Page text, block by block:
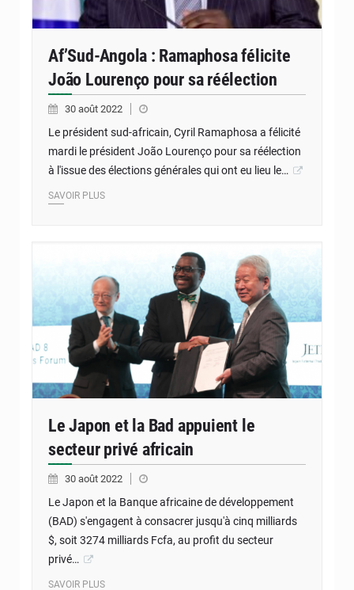
Af’Sud-Angola : Ramaphosa félicite
João Lourenço pour sa réélection
30 août 2022
Le président sud-africain, Cyril Ramaphosa a félicité
mardi le président João Lourenço pour sa réélection
à l'issue des élections générales qui ont eu lieu le…
SAVOIR PLUS
Le Japon et la Bad appuient le
secteur privé africain
30 août 2022
Le Japon et la Banque africaine de développement
(BAD) s'engagent à consacrer jusqu'à cinq milliards
$, soit 3274 milliards Fcfa, au profit du secteur
privé…
SAVOIR PLUS